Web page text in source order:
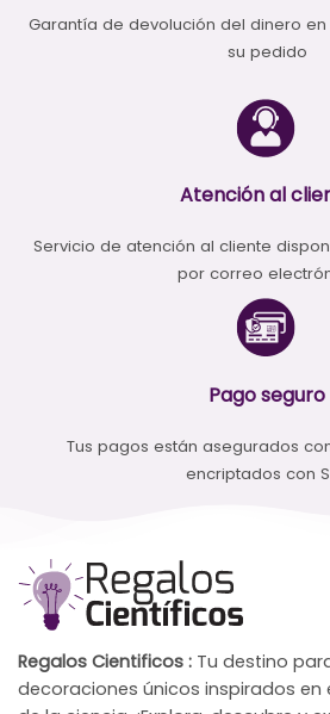
Garantía de devolución del dinero
su pedido
Atención al
Servicio de atención al cliente
por correo
Pago seguro
Tus pagos están asegurados
encriptados con
Regalos Cientificos : Tu destino
decoraciones únicos inspirados